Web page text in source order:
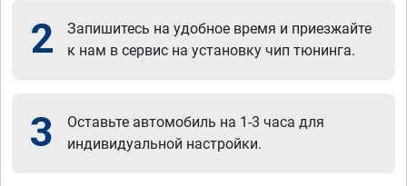
2
Запишитесь на удобное время и приезжайте
к нам в сервис на установку чип тюнинга.
3
Оставьте автомобиль на 1-3 часа для
индивидуальной настройки.